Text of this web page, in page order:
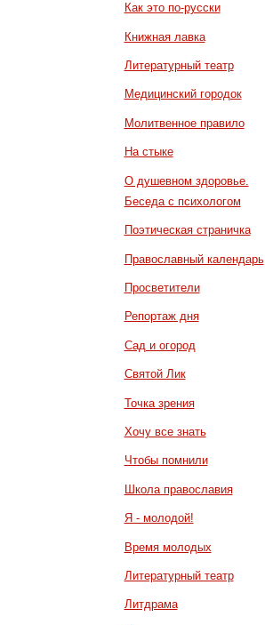
Как это по-русски
Книжная лавка
Литературный театр
Медицинский городок
Молитвенное правило
На стыке
О душевном здоровье.
Беседа с психологом
Поэтическая страничка
Православный календарь
Просветители
Репортаж дня
Сад и огород
Святой Лик
Точка зрения
Хочу все знать
Чтобы помнили
Школа православия
Я - молодой!
Время молодых
Литературный театр
Литдрама